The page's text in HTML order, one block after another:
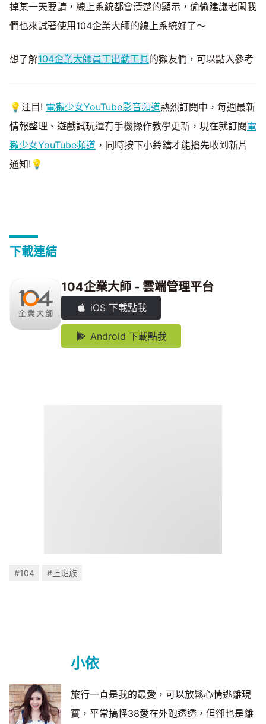
掉某一天要請，線上系統都會清楚的顯示，偷偷建議老闆我
們也來試著使用104企業大師的線上系統好了～
想了解104企業大師員工出勤工具的獺友們，可以點入參考
💡注目! 電獺少女YouTube影音頻道熱烈訂閱中，每週最新
情報整理、遊戲試玩還有手機操作教學更新，現在就訂閱電
獺少女YouTube頻道 ，同時按下小鈴鐺才能搶先收到新片
通知!💡
下載連結
104企業大師 - 雲端管理平台
iOS 下載點我
Android 下載點我
#104 #上班族
小依
旅行一直是我的最愛，可以放鬆心情逃離現
實，平常搞怪38愛在外跑透透，但卻也是離